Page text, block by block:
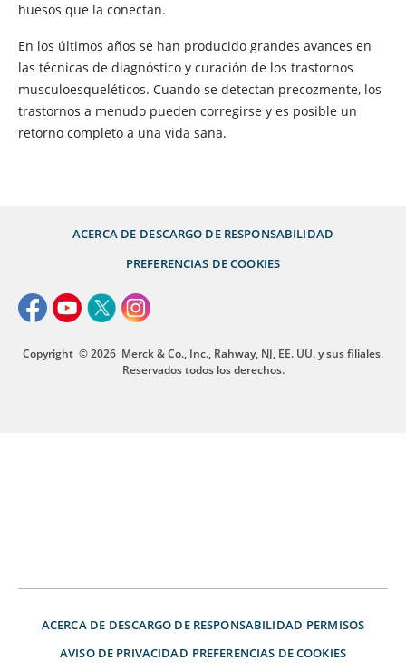
huesos que la conectan.
En los últimos años se han producido grandes avances en
las técnicas de diagnóstico y curación de los trastornos
musculoesqueléticos. Cuando se detectan precozmente, los
trastornos a menudo pueden corregirse y es posible un
retorno completo a una vida sana.
ACERCA DE DESCARGO DE RESPONSABILIDAD
PREFERENCIAS DE COOKIES
Copyright © 2026 Merck & Co., Inc., Rahway, NJ, EE. UU. y sus filiales.
Reservados todos los derechos.
ACERCA DE DESCARGO DE RESPONSABILIDAD PERMISOS
AVISO DE PRIVACIDAD PREFERENCIAS DE COOKIES